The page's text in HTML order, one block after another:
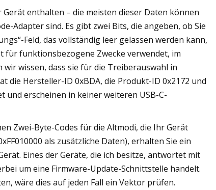
enthalten – die meisten dieser Daten können
Adapter sind. Es gibt zwei Bits, die angeben, ob Sie
Feld, das vollständig leer gelassen werden kann,
für funktionsbezogene Zwecke verwendet, im
wissen, dass sie für die Treiberauswahl in
die Hersteller-ID 0xBDA, die Produkt-ID 0x2172 und
und erscheinen in keiner weiteren USB-C-
Zwei-Byte-Codes für die Altmodi, die Ihr Gerät
als zusätzliche Daten), erhalten Sie ein
Eines der Geräte, die ich besitze, antwortet mit
um eine Firmware-Update-Schnittstelle handelt.
wäre dies auf jeden Fall ein Vektor prüfen.